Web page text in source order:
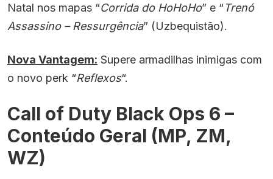
Natal nos mapas “Corrida do HoHoHo” e “Trenó
Assassino – Ressurgência” (Uzbequistão).
Nova Vantagem: Supere armadilhas inimigas com
o novo perk “Reflexos“.
Call of Duty Black Ops 6 –
Conteúdo Geral (MP, ZM,
WZ)